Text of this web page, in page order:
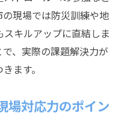
現場では防災訓練や地
キルアップに直結しま
、実際の課題解決力が
ます。
場対応力のポイン